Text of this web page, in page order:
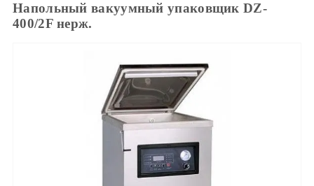
Напольный вакуумный упаковщик DZ-
400/2F нерж.